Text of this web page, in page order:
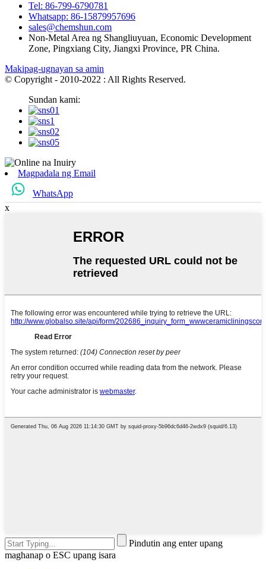
Tel: 86-799-6790781
Whatsapp: 86-15879957696
sales@chemshun.com
Non-Metal Area ng Shangliuyuan, Economic Development
Zone, Pingxiang City, Jiangxi Province, PR China.
Makipag-ugnayan sa amin
© Copyright - 2010-2022 : All Rights Reserved.
Sundan kami:
Magpadala ng Email
WhatsApp
x
Pindutin ang enter upang
maghanap o ESC upang isara